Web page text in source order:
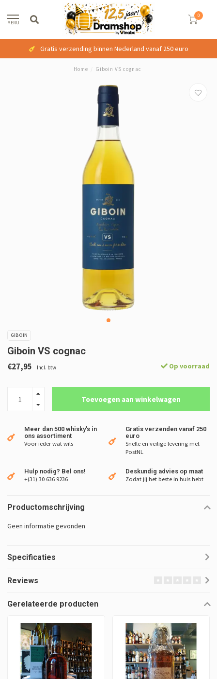
MENU
0
Gratis verzending binnen Nederland vanaf 250 euro
Home Giboin VS cognac
GIBOIN
Giboin VS cognac
€27,95 Incl. btw Op voorraad
Toevoegen aan winkelwagen
Meer dan 500 whisky's in
ons assortiment
Voor ieder wat wils
Gratis verzenden vanaf 250
euro
Snelle en veilige levering met
PostNL
Hulp nodig? Bel ons!
+(31) 30 636 9236
Deskundig advies op maat
Zodat jij het beste in huis hebt
Productomschrijving
Geen informatie gevonden
Specificaties
Reviews
Gerelateerde producten